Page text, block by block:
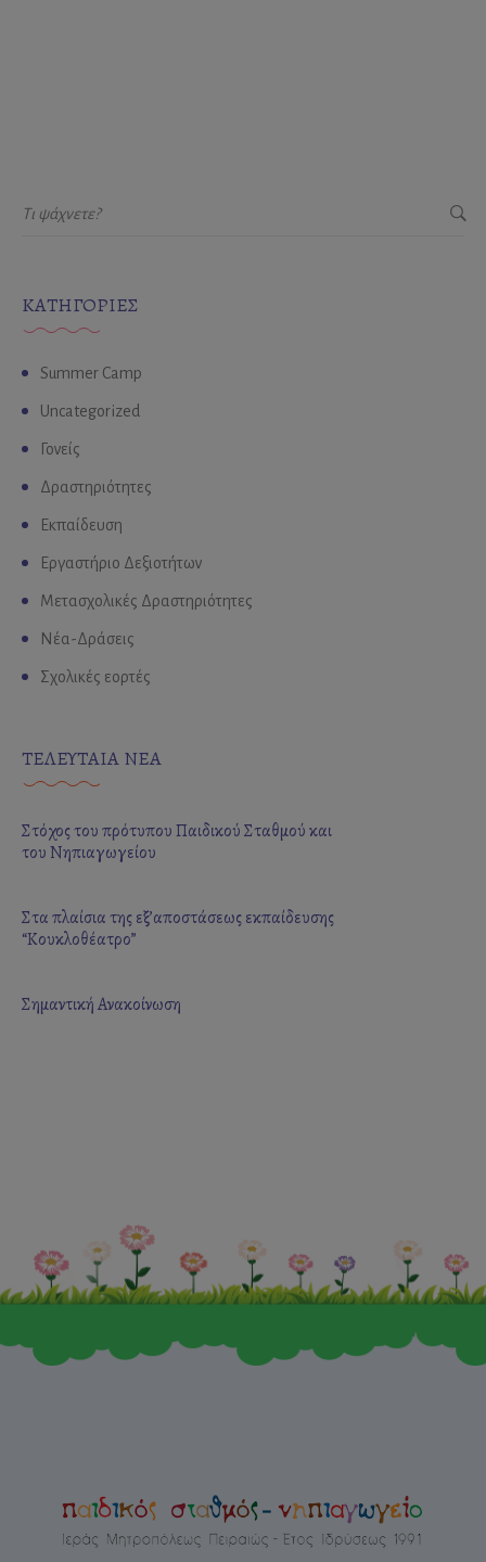
KΑΤΗΓΟΡΊΕΣ
Summer Camp
Uncategorized
Γονείς
Δραστηριότητες
Εκπαίδευση
Εργαστήριο Δεξιοτήτων
Μετασχολικές Δραστηριότητες
Νέα-Δράσεις
Σχολικές εορτές
ΤΕΛΕΥΤΑΙΑ ΝΕΑ
Στόχος του πρότυπου Παιδικού Σταθμού και
του Νηπιαγωγείου
Στα πλαίσια της εξ’αποστάσεως εκπαίδευσης
“Κουκλοθέατρο”
Σημαντική Ανακοίνωση